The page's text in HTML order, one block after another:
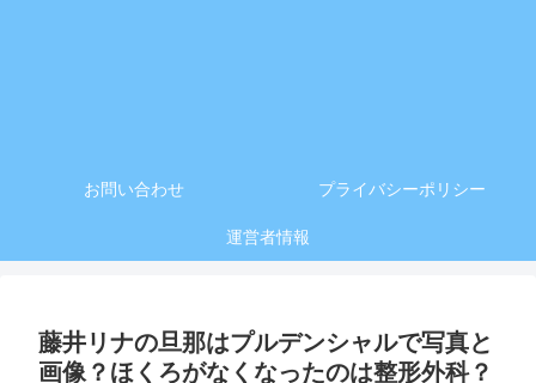
お問い合わせ プライバシーポリシー
運営者情報
藤井リナの旦那はプルデンシャルで写真と
画像？ほくろがなくなったのは整形外科？